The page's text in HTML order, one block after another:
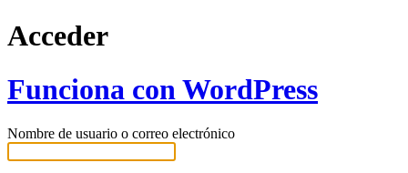
Acceder
Funciona con WordPress
Nombre de usuario o correo electrónico